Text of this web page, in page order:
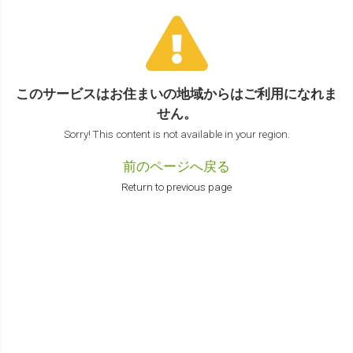
このサービスはお住まいの地域からはご利用になれま
せん。
Sorry! This content is not available in your region.
前のページへ戻る
Return to previous page